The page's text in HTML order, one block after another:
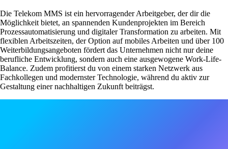
Die Telekom MMS ist ein hervorragender Arbeitgeber, der dir die
Möglichkeit bietet, an spannenden Kundenprojekten im Bereich
Prozessautomatisierung und digitaler Transformation zu arbeiten. Mit
flexiblen Arbeitszeiten, der Option auf mobiles Arbeiten und über 100
Weiterbildungsangeboten fördert das Unternehmen nicht nur deine
berufliche Entwicklung, sondern auch eine ausgewogene Work-Life-
Balance. Zudem profitierst du von einem starken Netzwerk aus
Fachkollegen und modernster Technologie, während du aktiv zur
Gestaltung einer nachhaltigen Zukunft beiträgst.